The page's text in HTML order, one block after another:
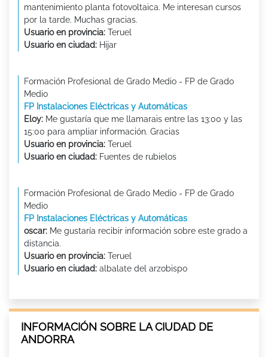
mantenimiento planta fotovoltaica. Me interesan cursos
por la tarde. Muchas gracias.
Usuario en provincia: Teruel
Usuario en ciudad: Hijar
Formación Profesional de Grado Medio - FP de Grado
Medio
FP Instalaciones Eléctricas y Automáticas
Eloy: Me gustaría que me llamarais entre las 13:00 y las
15:00 para ampliar información. Gracias
Usuario en provincia: Teruel
Usuario en ciudad: Fuentes de rubielos
Formación Profesional de Grado Medio - FP de Grado
Medio
FP Instalaciones Eléctricas y Automáticas
oscar: Me gustaría recibir información sobre este grado a
distancia.
Usuario en provincia: Teruel
Usuario en ciudad: albalate del arzobispo
INFORMACIÓN SOBRE LA CIUDAD DE
ANDORRA